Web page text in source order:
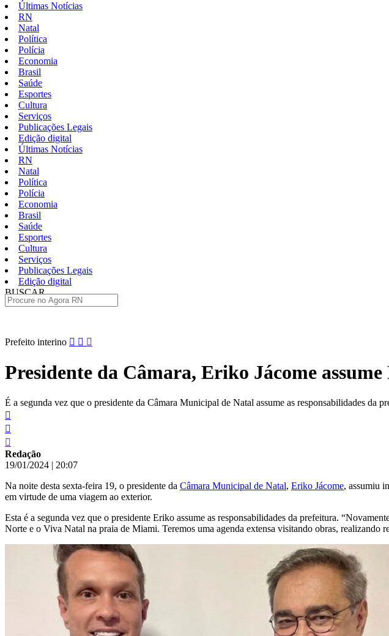
Últimas Notícias
RN
Natal
Política
Polícia
Economia
Brasil
Saúde
Esportes
Cultura
Serviços
Publicações Legais
Edição digital
Últimas Notícias
RN
Natal
Política
Polícia
Economia
Brasil
Saúde
Esportes
Cultura
Serviços
Publicações Legais
Edição digital
BUSCAR
Pular
conteúdo
Prefeito interino
Presidente da Câmara, Eriko Jácome
É a segunda vez que o presidente da Câmara Municipal de Natal assume as responsabilidades da
Redação
19/01/2024 | 20:07
Na noite desta sexta-feira 19, o presidente da Câmara Municipal de Natal, Eriko Jácome, assumiu
em virtude de uma viagem ao exterior.
Esta é a segunda vez que o presidente Eriko assume as responsabilidades da prefeitura.
Norte e o Viva Natal na praia de Miami. Teremos uma agenda extensa visitando obras, realizando